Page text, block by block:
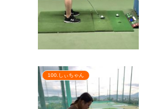
100.しぃちゃん